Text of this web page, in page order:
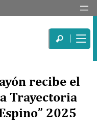
recibe el
Trayectoria
2025